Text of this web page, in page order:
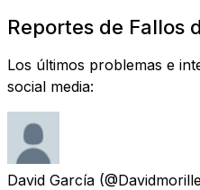
Reportes de Fallos
Los últimos problemas e
social media:
David García